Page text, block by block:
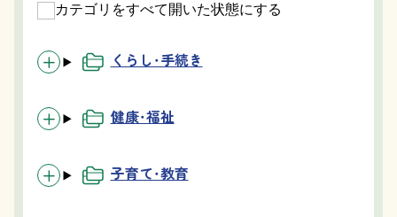
カテゴリをすべて開いた状態にする
くらし・手続き
健康・福祉
子育て・教育